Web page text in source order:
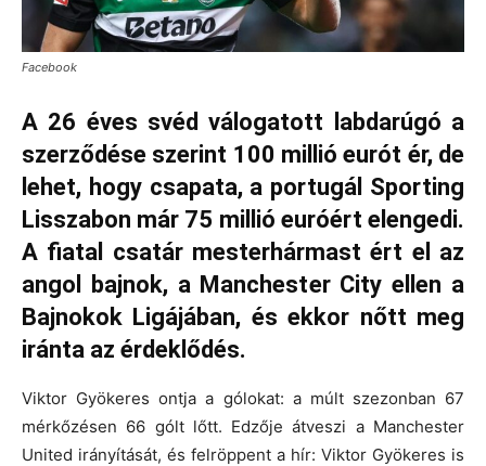
Facebook
A 26 éves svéd válogatott labdarúgó a
szerződése szerint 100 millió eurót ér, de
lehet, hogy csapata, a portugál Sporting
Lisszabon már 75 millió euróért elengedi.
A fiatal csatár mesterhármast ért el az
angol bajnok, a Manchester City ellen a
Bajnokok Ligájában, és ekkor nőtt meg
iránta az érdeklődés.
Viktor Gyökeres ontja a gólokat: a múlt szezonban 67
mérkőzésen 66 gólt lőtt. Edzője átveszi a Manchester
United irányítását, és felröppent a hír: Viktor Gyökeres is